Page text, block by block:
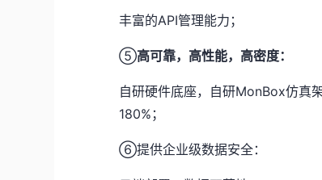
丰富的API管理能力；
⑤高可靠，高性能，高密度：
自研硬件底座，自研MonBox仿真
180%；
⑥提供企业级数据安全：